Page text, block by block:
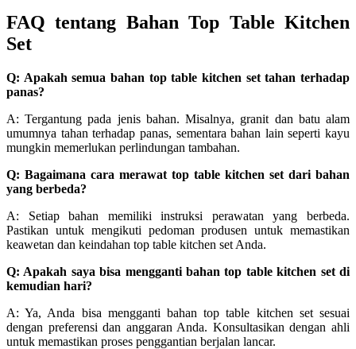
FAQ tentang Bahan Top Table Kitchen
Set
Q: Apakah semua bahan top table kitchen set tahan terhadap
panas?
A: Tergantung pada jenis bahan. Misalnya, granit dan batu alam
umumnya tahan terhadap panas, sementara bahan lain seperti kayu
mungkin memerlukan perlindungan tambahan.
Q: Bagaimana cara merawat top table kitchen set dari bahan
yang berbeda?
A: Setiap bahan memiliki instruksi perawatan yang berbeda.
Pastikan untuk mengikuti pedoman produsen untuk memastikan
keawetan dan keindahan top table kitchen set Anda.
Q: Apakah saya bisa mengganti bahan top table kitchen set di
kemudian hari?
A: Ya, Anda bisa mengganti bahan top table kitchen set sesuai
dengan preferensi dan anggaran Anda. Konsultasikan dengan ahli
untuk memastikan proses penggantian berjalan lancar.